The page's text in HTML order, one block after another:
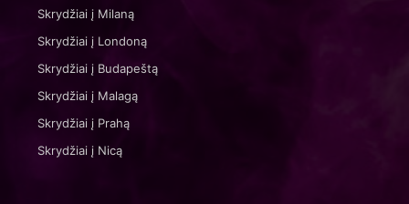
Skrydžiai į Milaną
Skrydžiai į Londoną
Skrydžiai į Budapeštą
Skrydžiai į Malagą
Skrydžiai į Prahą
Skrydžiai į Nicą